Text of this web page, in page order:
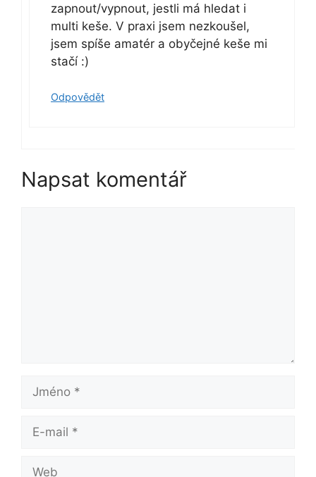
zapnout/vypnout, jestli má hledat i
multi keše. V praxi jsem nezkoušel,
jsem spíše amatér a obyčejné keše mi
stačí :)
Odpovědět
Napsat komentář
Jméno
mail